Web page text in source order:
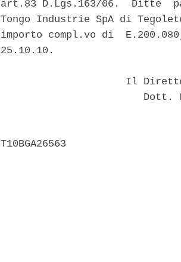
art.83 D.Lgs.163/06.  Ditte
Tongo Industrie SpA di
importo compl.vo di
25.10.10.
Il